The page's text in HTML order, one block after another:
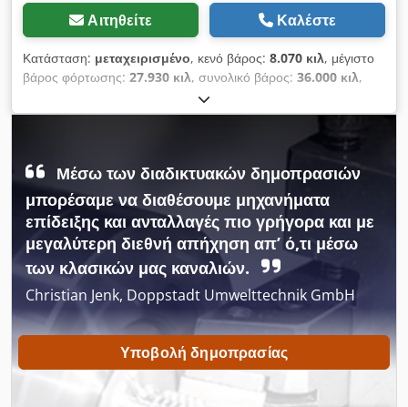
Αιτηθείτε Καλέστε
Κατάσταση: μεταχειρισμένο, κενό βάρος: 8.070 κιλ, μέγιστο
βάρος φόρτωσης: 27.930 κιλ, συνολικό βάρος: 36.000 κιλ,
, πρώτη ταξινόμηση:
ανάρτηση:αέρας, μέγεθος ελαστικού:385/65 R22.5,
, | Knapen K100/KT01,
Ρυμοκούρσο ανατρεπόμενο ημιφορτηγό | Τηλεχειριστήριο |
Πάτωμα πάχους 10 mm | Ρολό και πλατφόρμα στήριξης |
Άξονες BPW με δισκόφρενα | Υδραυλικός ανυψωτήρας 1
άξονα | Θήκη εργαλείων | Υποδοχή για εφεδρικό τροχό | Ίδιο
βάρος: 8070 kg | Αυστριακό όχημα | Επιφυλάσσεται το
δικαίωμα διόρθωσης τυπογραφικών λαθών, λαθών κατά την
εισαγωγή δεδομένων και προπώλησης. Dcsdpfx Aijzrxbbewjk
Μέσω των διαδικτυακών δημοπρασιών
μπορέσαμε να διαθέσουμε μηχανήματα
επίδειξης και ανταλλαγές πιο γρήγορα και με
μεγαλύτερη διεθνή απήχηση απ’ ό,τι μέσω
των κλασικών μας καναλιών.
Christian Jenk, Doppstadt Umwelttechnik GmbH
Υποβολή δημοπρασίας